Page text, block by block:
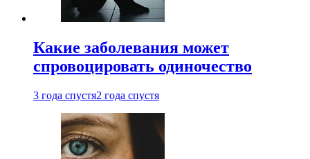
Какие заболевания может
спровоцировать одиночество
3 года спустя2 года спустя